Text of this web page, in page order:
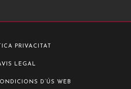
PRIVACITAT
LEGAL
D’ÚS WEB